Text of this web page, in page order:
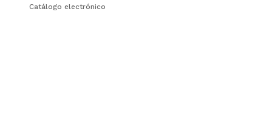
Catálogo electrónico